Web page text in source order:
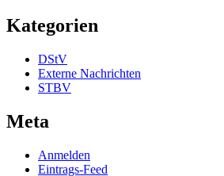
Kategorien
DStV
Externe Nachrichten
STBV
Meta
Anmelden
Eintrags-Feed